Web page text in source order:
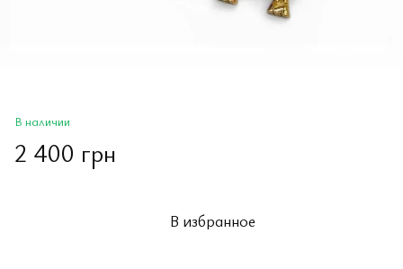
В наличии
2 400 грн
В избранное